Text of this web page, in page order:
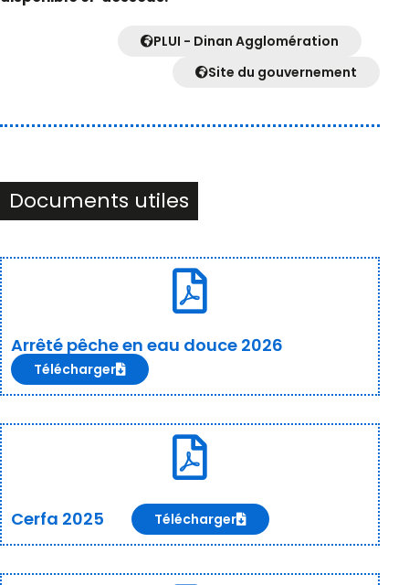
PLUI - Dinan Agglomération
Site du gouvernement
Documents utiles
Arrêté pêche en eau douce 2026
Télécharger
Cerfa 2025 Télécharger